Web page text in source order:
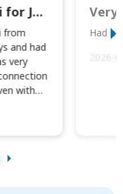
Great Pocket WiFi for Japan Travel
from
and had
very
with
Very
Had
2026-